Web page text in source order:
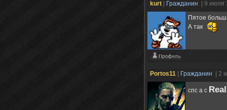
kurt Гражданин
| 9
Пятое
А так
Portos11 Гражданин | 2
спс а с